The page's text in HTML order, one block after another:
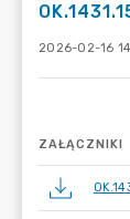
2026-02-16
ZAŁĄCZNIKI